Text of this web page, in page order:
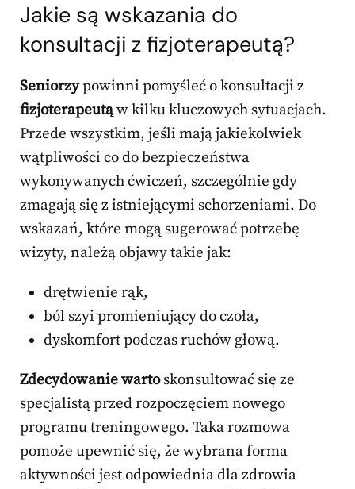
Jakie są wskazania do
konsultacji z fizjoterapeutą?
Seniorzypowinni pomyśleć o konsultacji z
fizjoterapeutąw kilku kluczowych sytuacjach.
Przede wszystkim, jeśli mają jakiekolwiek
wątpliwości co do bezpieczeństwa
wykonywanych ćwiczeń, szczególnie gdy
zmagają się z istniejącymi schorzeniami. Do
wskazań, które mogą sugerować potrzebę
wizyty, należą objawy takie jak:
drętwienie rąk,
ból szyi promieniujący do czoła,
dyskomfort podczas ruchów głową.
Zdecydowanie wartoskonsultować się ze
specjalistą przed rozpoczęciem nowego
programu treningowego. Taka rozmowa
pomoże upewnić się, że wybrana forma
aktywności jest odpowiednia dla zdrowia